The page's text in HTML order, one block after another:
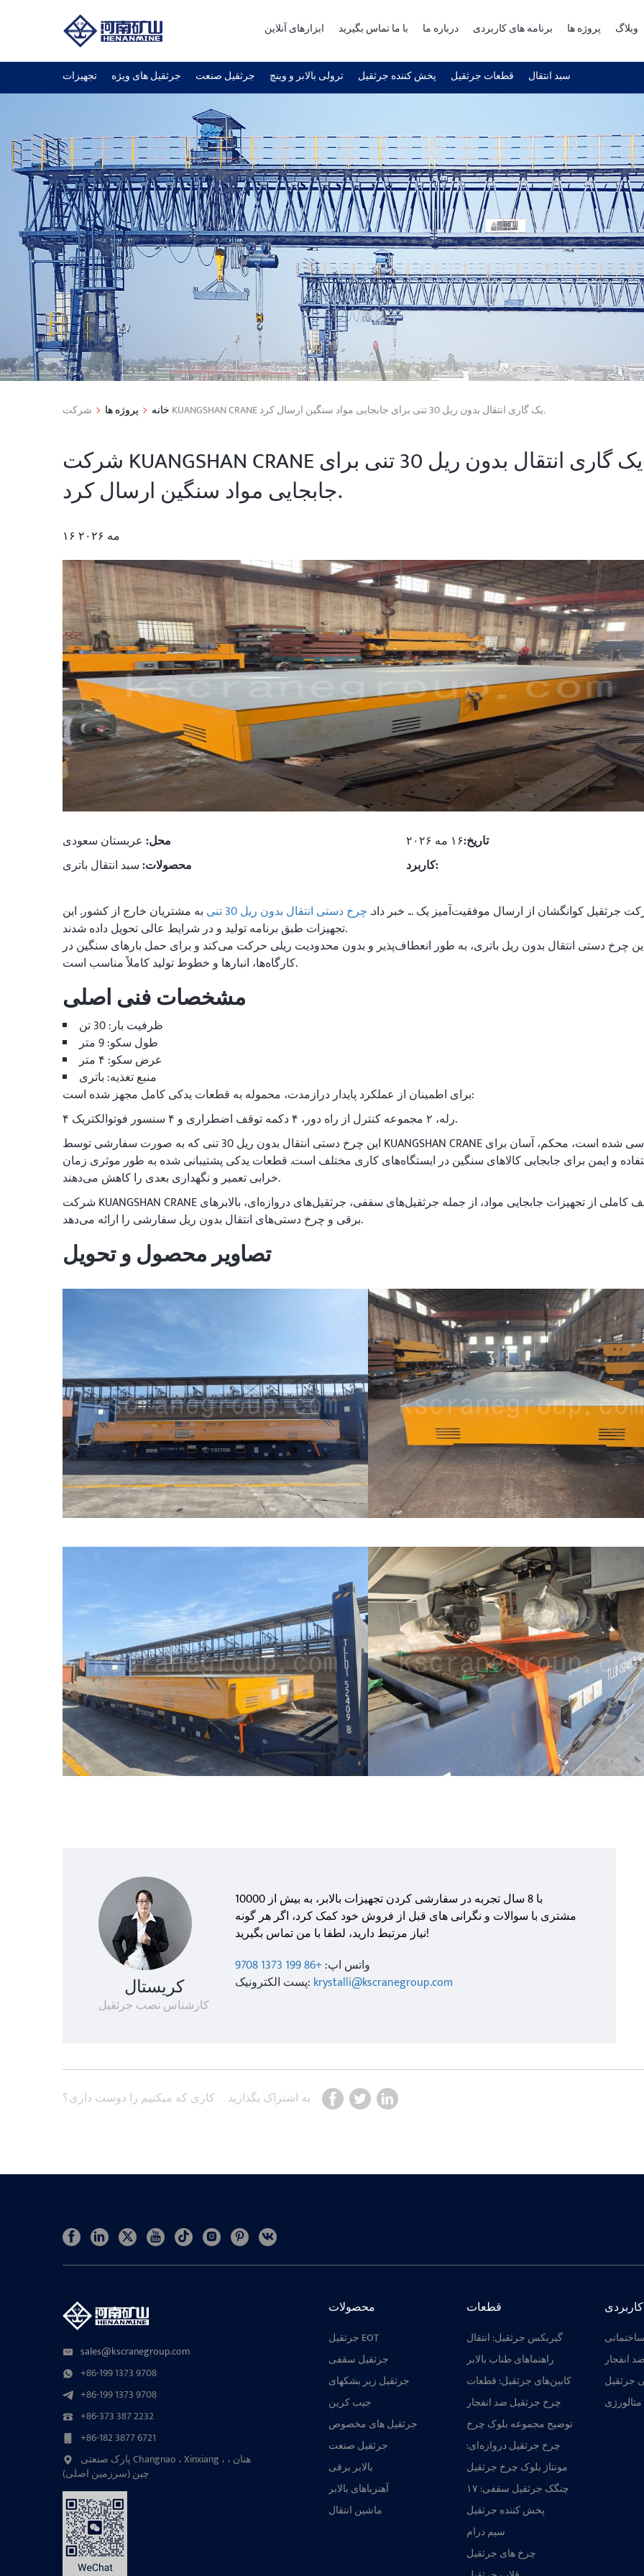
ابزارهای آنلاین با ما تماس بگیرید درباره ما برنامه های کاربردی پروژه ها وبلاگ
تجهیزات جرثقیل های ویژه جرثقیل صنعت ترولی بالابر و وینچ پخش کننده جرثقیل قطعات جرثقیل سبد انتقال
خانه پروژه ها شرکت KUANGSHAN CRANE یک گاری انتقال بدون ریل 30 تنی برای جابجایی مواد سنگین ارسال کرد.
شرکت KUANGSHAN CRANE یک گاری انتقال بدون ریل 30 تنی برای
جابجایی مواد سنگین ارسال کرد.
۱۶ مه ۲۰۲۶
محل: عربستان سعودی تاریخ:۱۶ مه ۲۰۲۶
محصولات:سبد انتقال باتری کاربرد:
جرثقیل کوانگشان از ارسال موفقیت‌آمیز یک ... خبر داد. چرخ دستی انتقال بدون ریل 30 تنی
به مشتریان خارج از کشور. این
تجهیزات طبق برنامه تولید و در شرایط عالی تحویل داده شدند.
چرخ دستی انتقال بدون ریل باتری، به طور انعطاف‌پذیر و بدون محدودیت ریلی حرکت می‌کند و برای حمل بارهای سنگین در
کارگاه‌ها، انبارها و خطوط تولید کاملاً مناسب است.
مشخصات فنی اصلی
ظرفیت بار: 30 تن
طول سکو: 9 متر
عرض سکو: ۴ متر
منبع تغذیه: باتری
برای اطمینان از عملکرد پایدار درازمدت، محموله به قطعات یدکی کامل مجهز شده است:
۴ رله، ۲ مجموعه کنترل از راه دور، ۴ دکمه توقف اضطراری و ۴ سنسور فوتوالکتریک.
این چرخ دستی انتقال بدون ریل 30 تنی که به صورت سفارشی توسط KUANGSHAN CRANE مهندسی شده است، محکم، آسان برای
و ایمن برای جابجایی کالاهای سنگین در ایستگاه‌های کاری مختلف است. قطعات یدکی پشتیبانی شده به طور موثری زمان
خرابی تعمیر و نگهداری بعدی را کاهش می‌دهند.
شرکت KUANGSHAN CRANE طیف کاملی از تجهیزات جابجایی مواد، از جمله جرثقیل‌های سقفی، جرثقیل‌های دروازه‌ای، بالابرهای
برقی و چرخ دستی‌های انتقال بدون ریل سفارشی را ارائه می‌دهد.
تصاویر محصول و تحویل
کریستال
کارشناس نصب جرثقیل
با 8 سال تجربه در سفارشی کردن تجهیزات بالابر، به بیش از 10000
مشتری با سوالات و نگرانی های قبل از فروش خود کمک کرد، اگر هر گونه
نیاز مرتبط دارید، لطفا با من تماس بگیرید!
واتس اپ:+86 199 1373 9708
پست الکترونیک: krystalli@kscranegroup.com
کاری که میکنیم را دوست داری؟ به اشتراک بگذارید
sales@kscranegroup.com
+86-199 1373 9708
+86-199 1373 9708
+86-373 387 2232
+86-182 3877 6721
پارک صنعتی Changnao ، Xinxiang ، هنان ،
چین (سرزمین اصلی)
محصولات
جرثقیل EOT
جرثقیل سقفی
جرثقیل زیر بشکهای
جیب کرین
جرثقیل های مخصوص
جرثقیل صنعت
بالابر برقی
آهنرباهای بالابر
الکترومغناطیسی جرثقیل
ماشین انتقال
قطعات
گیربکس جرثقیل: انتقال
قدرت روان، ظرفیت بار
بالا، سازگار با چند مکانیزم
راهنماهای طناب بالابر
برقی: دستگاه ضد گره
خوردن با پیکربندی چندگانه
کابین‌های جرثقیل: قطعات
مهندسی‌شده سفارشی
برای عملیات بالابری دقیق
جرثقیل
چرخ جرثقیل ضد انفجار
برای محیط‌های خطرناک:
طراحی بادوام و ایمن
توضیح مجموعه بلوک چرخ
جرثقیل بندری: ساختار،
انواع و راهنمای انتخاب
جرثقیل‌های بندری
چرخ جرثقیل دروازه‌ای:
راهنمای جامع انواع،
کاربردها و مجموعه‌های
چرخ با کارایی بالا
مونتاژ بلوک چرخ جرثقیل
سقفی: قابل اعتماد، قابل
تنظیم و بادوام
چنگک جرثقیل سقفی: ۱۷
طرح تخصصی برای
جابجایی مواد فله در بنادر،
کارخانه‌های فولاد و
انبارهای زباله
پخش کننده جرثقیل
سیم درام
چرخ های جرثقیل
انفجار
جرثقیل